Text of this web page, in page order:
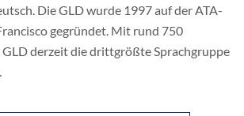
Die GLD wurde 1997 auf der ATA-
gegründet. Mit rund 750
derzeit die drittgrößte Sprachgruppe